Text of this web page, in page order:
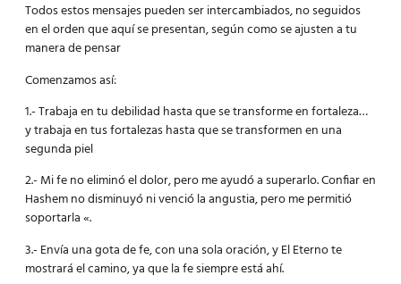
Todos estos mensajes pueden ser intercambiados, no seguidos
en el orden que aquí se presentan, según como se ajusten a tu
manera de pensar
Comenzamos así:
1.- Trabaja en tu debilidad hasta que se transforme en fortaleza…
y trabaja en tus fortalezas hasta que se transformen en una
segunda piel
2.- Mi fe no eliminó el dolor, pero me ayudó a superarlo. Confiar en
Hashem no disminuyó ni venció la angustia, pero me permitió
soportarla «.
3.- Envía una gota de fe, con una sola oración, y El Eterno te
mostrará el camino, ya que la fe siempre está ahí.